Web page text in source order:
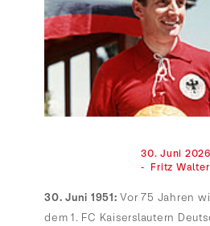
30. Juni 1951: Vor 75 Jahren
dem 1. FC Kaiserslautern